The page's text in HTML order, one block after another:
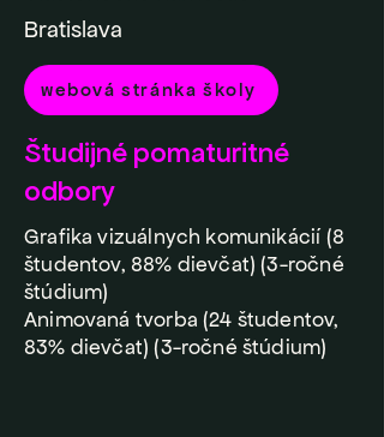
Bratislava
webová stránka školy
Študijné pomaturitné
odbory
Grafika vizuálnych komunikácií (8
študentov, 88% dievčat) (3-ročné
štúdium)
Animovaná tvorba (24 študentov,
83% dievčat) (3-ročné štúdium)